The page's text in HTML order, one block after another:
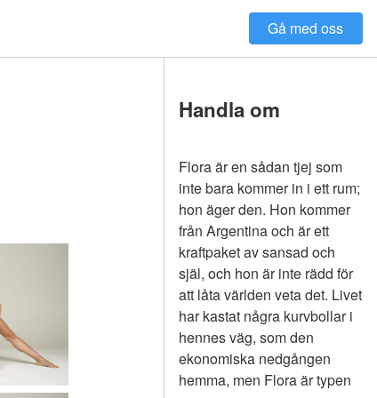
Gå med oss
Handla om
Flora är en sådan tjej som
inte bara kommer in i ett rum;
hon äger den. Hon kommer
från Argentina och är ett
kraftpaket av sansad och
själ, och hon är inte rädd för
att låta världen veta det. Livet
har kastat några kurvbollar i
hennes väg, som den
ekonomiska nedgången
hemma, men Flora är typen